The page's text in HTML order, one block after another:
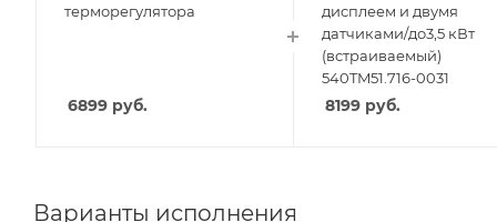
терморегулятора
6899руб.
дисплеем и двумя
датчиками/до3,5 кВт
(встраиваемый)
540TM51.716-0031
8199 руб.
Варианты исполнения